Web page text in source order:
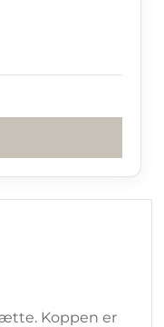
Koppen er